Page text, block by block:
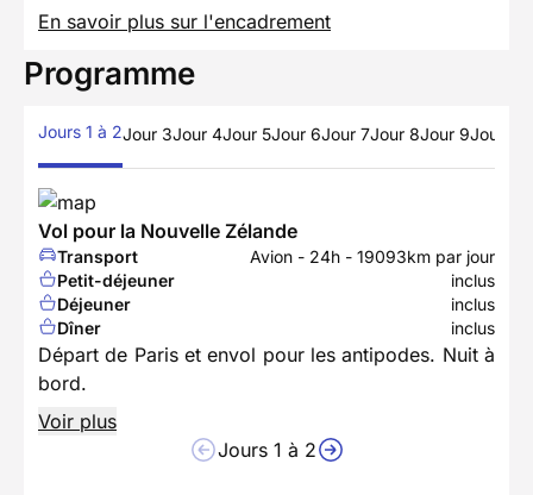
En savoir plus sur l'encadrement
Programme
Jours 1 à 2Jour 3Jour 4Jour 5Jour 6Jour 7Jour 8Jour 9Jour 10
Vol pour la Nouvelle Zélande
Transport
Avion - 24h - 19093km par jour
Petit-déjeuner
inclus
Déjeuner
inclus
Dîner
inclus
Départ de Paris et envol pour les antipodes. Nuit à
bord.
Voir plus
Jours 1 à 2